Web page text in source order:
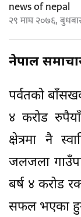
news of nepal
२९ माघ २०७६,
नेपाल
पर्वतको
४ करोड
क्षेत्रमा नै
जलजला
बर्ष ४ करोड
सफल भएका